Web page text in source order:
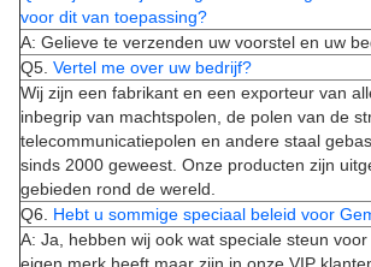
voor dit van toepassing?
A: Gelieve te verzenden uw voorstel en uw
Q5. Vertel me over uw bedrijf?
Wij zijn een fabrikant en een exporteur van
inbegrip van machtspolen, de polen van de
telecommunicatiepolen en andere staal
sinds 2000 geweest. Onze producten zijn
gebieden rond de wereld.
Q6. Hebt u sommige speciaal beleid voor
A: Ja, hebben wij ook wat speciale steun